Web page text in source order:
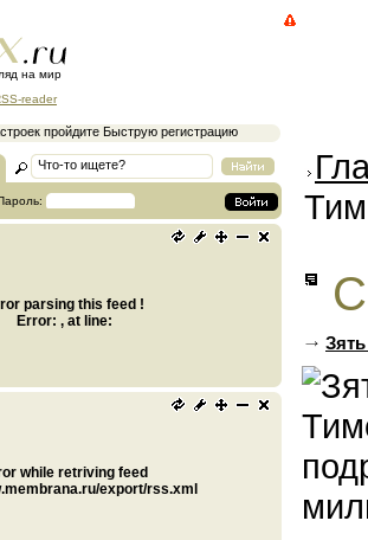
на мир
пройдите Быструю регистрацию
reader
parsing this feed !
Error: , at line:
while retriving feed
export/rss.xml